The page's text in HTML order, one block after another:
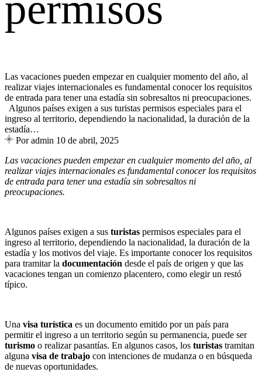
Las vacaciones pueden empezar en cualquier momento del año, al
realizar viajes internacionales es fundamental conocer los requisitos
de entrada para tener una estadía sin sobresaltos ni preocupaciones.
Algunos países exigen a sus turistas permisos especiales para el
ingreso al territorio, dependiendo la nacionalidad, la duración de la
estadía…
Por admin 10 de abril, 2025
Las vacaciones pueden empezar en cualquier momento del año, al
realizar viajes internacionales es fundamental conocer los requisitos
de entrada para tener una estadía sin sobresaltos ni
preocupaciones.
Algunos países exigen a sus turistas permisos especiales para el
ingreso al territorio, dependiendo la nacionalidad, la duración de la
estadía y los motivos del viaje. Es importante conocer los requisitos
para tramitar la documentación desde el país de origen y que las
vacaciones tengan un comienzo placentero, como elegir un restó
típico.
Una visa turística es un documento emitido por un país para
permitir el ingreso a un territorio según su permanencia, puede ser
turismo o realizar pasantías. En algunos casos, los turistas tramitan
alguna visa de trabajo con intenciones de mudanza o en búsqueda
de nuevas oportunidades.